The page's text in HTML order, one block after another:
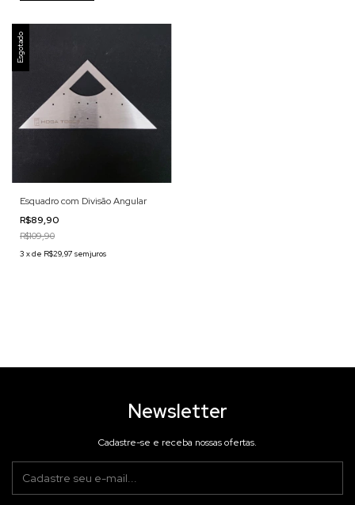
Esgotado
Esquadro com Divisão Angular
R$89,90
R$109,90
3 xde R$29,97 sem juros
Newsletter
Cadastre-se e receba nossas ofertas.